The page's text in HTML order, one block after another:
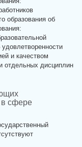
образования об
и качеством
отдельных дисциплин
в сфере